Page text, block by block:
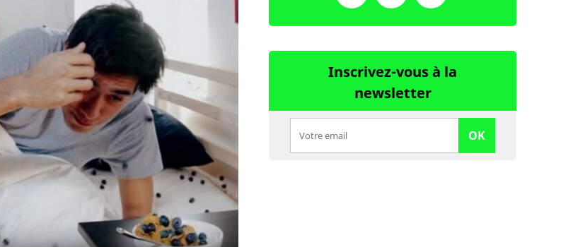
Inscrivez-vous à la
newsletter
OK